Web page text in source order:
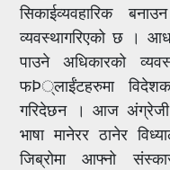
सिकाईव्यवहारिक
व्यवस्थागरिएको छ ।
पाउने अधिकारको
फÞ्लाईंटहरुमा
गरिदेछन । आज अंग्रेजी
भाषा मानेरर ठानेर
जिब्रोमा आफ्नो